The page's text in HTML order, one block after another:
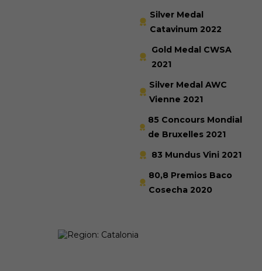
Silver Medal
Catavinum 2022
Gold Medal CWSA
2021
Silver Medal AWC
Vienne 2021
85 Concours Mondial
de Bruxelles 2021
83 Mundus Vini 2021
80,8 Premios Baco
Cosecha 2020